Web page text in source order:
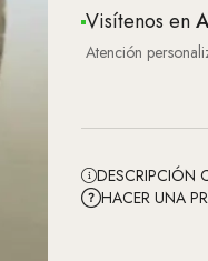
Visítenos en
Atención
DESCRIPCIÓN
HACER UNA